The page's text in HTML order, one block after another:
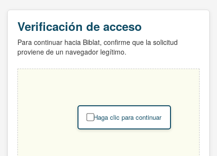
Verificación de acceso
Para continuar hacia Biblat, confirme que la solicitud
proviene de un navegador legítimo.
Haga clic para continuar